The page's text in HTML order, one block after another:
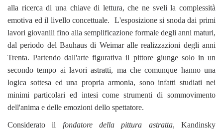
alla ricerca di una chiave di lettura, che ne sveli la complessità
emotiva ed il livello concettuale. L'esposizione si snoda dai primi
lavori giovanili fino alla semplificazione formale degli anni maturi,
dal periodo del Bauhaus di Weimar alle realizzazioni degli anni
Trenta. Partendo dall'arte figurativa il pittore giunge solo in un
secondo tempo ai lavori astratti, ma che comunque hanno una
logica sottesa ed una propria armonia, sono infatti studiati nei
minimi particolari ed intesi come strumenti di sommovimento
dell'anima e delle emozioni dello spettatore.
Considerato il fondatore della pittura astratta, Kandinsky